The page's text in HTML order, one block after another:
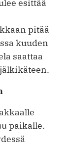
esittää
pitää
kuuden
saattaa
paikalle.